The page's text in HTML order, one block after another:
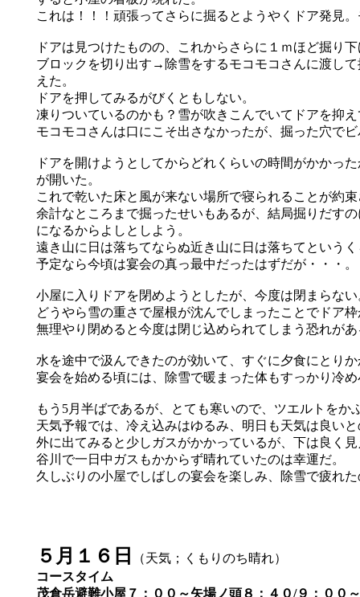
これは！！！頑張ってさらに掘るとようやくドア発見
ドアは見つけたものの、これからさらに１ｍほど掘り
ブロックを切り出す→除雪をするモコモコさんに渡し
えた。
ドアを押してみるがびくともしない。
凍りついているのかも？雪が吹きこんでいてドアを抑
モコモコさんは口にこそ出さなかったが、掘った穴で
ドアを開けようとしてからどれくらいの時間がかかっ
が開いた。
これで乾いた床と風が来ない場所で寝られることが約
余計なところまで掘ったせいもあるが、結局掘りだす
になるからよしとしよう。
遠き山に日は落ちてならぬ近き山に日は落ちてという
予定なら今頃は宴会の真っ最中だったはずだが・・・。
小屋に入りドアを閉めようとしたが、今度は閉まらない
どうやら雪の重さで屋根が沈んでしまったことでドア
無理やり閉めると今度は閉じ込められてしまう恐れが
水を途中で汲んできたのが効いて、すぐに夕食にとり
宴会を始める頃には、除雪で暖まった体もすっかり冷
もう5月半ばであるが、とても寒いので、ツエルトを
天気予報では、冷え込みはゆるみ、明日も天気は良い
外に出てみると少しガスがかかっているが、下は良く
谷川で一日中ガスもかからず晴れていたのは幸運だ。
久しぶりの小屋でしばしの宴会を楽しみ、除雪で疲れ
５月１６日
（天気；くもりのち晴れ）
コースタイム
茂倉岳避難小屋７：００～矢場ノ頭８：４０/９：００